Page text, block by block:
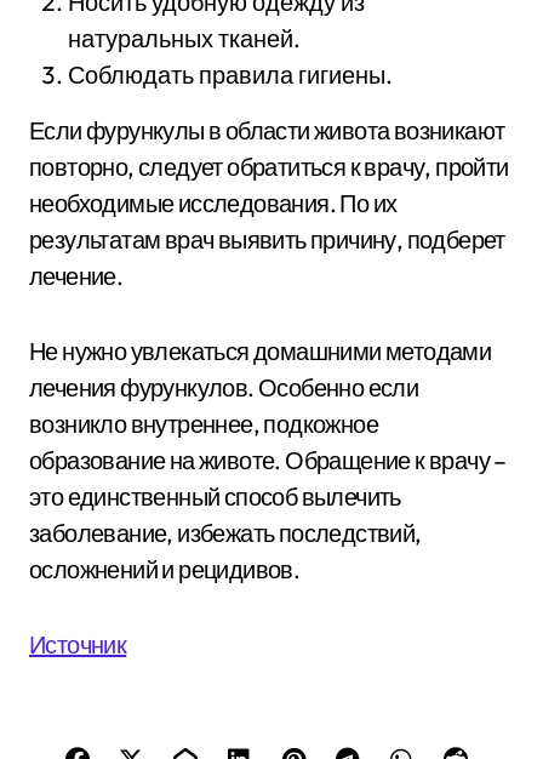
натуральных тканей.
Соблюдать правила гигиены.
Если фурункулы в области живота возникают
повторно, следует обратиться к врачу, пройти
необходимые исследования. По их
результатам врач выявить причину, подберет
лечение.
Не нужно увлекаться домашними методами
лечения фурункулов. Особенно если
возникло внутреннее, подкожное
образование на животе. Обращение к врачу –
это единственный способ вылечить
заболевание, избежать последствий,
осложнений и рецидивов.
Источник